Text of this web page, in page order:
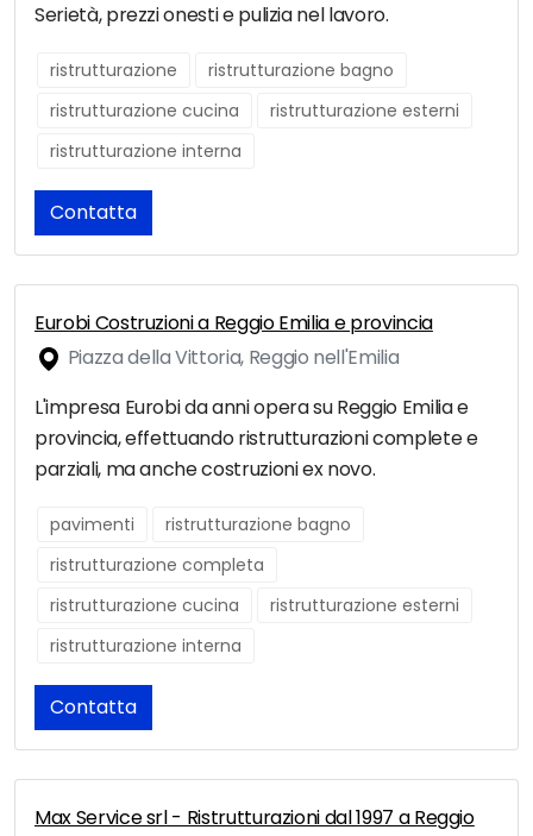
Serietà, prezzi onesti e pulizia nel lavoro.
ristrutturazione
ristrutturazione bagno
ristrutturazione cucina
ristrutturazione esterni
ristrutturazione interna
Contatta
Eurobi Costruzioni a Reggio Emilia e provincia
Piazza della Vittoria, Reggio nell'Emilia
L'impresa Eurobi da anni opera su Reggio Emilia e
provincia, effettuando ristrutturazioni complete e
parziali, ma anche costruzioni ex novo.
pavimenti
ristrutturazione bagno
ristrutturazione completa
ristrutturazione cucina
ristrutturazione esterni
ristrutturazione interna
Contatta
Max Service srl - Ristrutturazioni dal 1997 a Reggio